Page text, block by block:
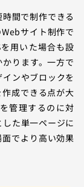
間で制作できる
サイト制作で
用いた場合も設
ります。一方で
ンやブロックを
成できる点が大
管理するのに対
た単一ページに
でより高い効果